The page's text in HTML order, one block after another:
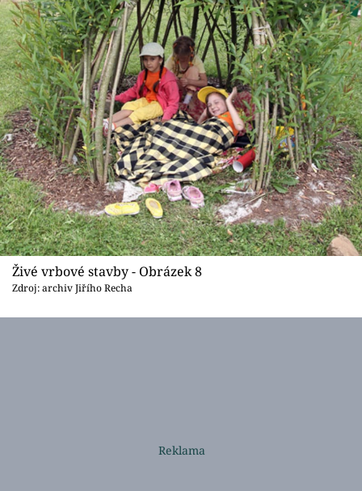
Živé vrbové stavby - Obrázek 8
Zdroj: archiv Jiřího Recha